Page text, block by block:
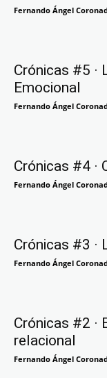
Fernando Ángel
Crónicas #5 ·
Emocional
Fernando Ángel
Crónicas #4 ·
Fernando Ángel
Crónicas #3 ·
Fernando Ángel
Crónicas #2 ·
relacional
Fernando Ángel